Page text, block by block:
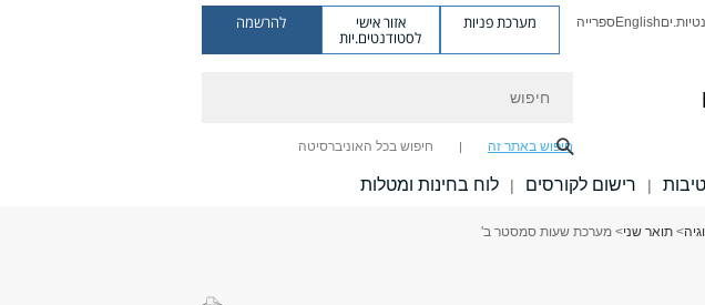
Englishספרייה מערכת פניות אזור אישי
לסטודנטים.יות
להרשמה
חיפוש באתר זה חיפוש בכל האוניברסיטה
| רישום לקורסים | לוח בחינות ומטלות
> תואר שני> מערכת שעות סמסטר ב'